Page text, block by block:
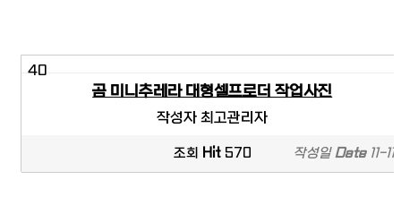
40
곰 미니추레라 대형셀프로더 작업사진
작성자최고관리자
조회 Hit570 작성일Date11-11